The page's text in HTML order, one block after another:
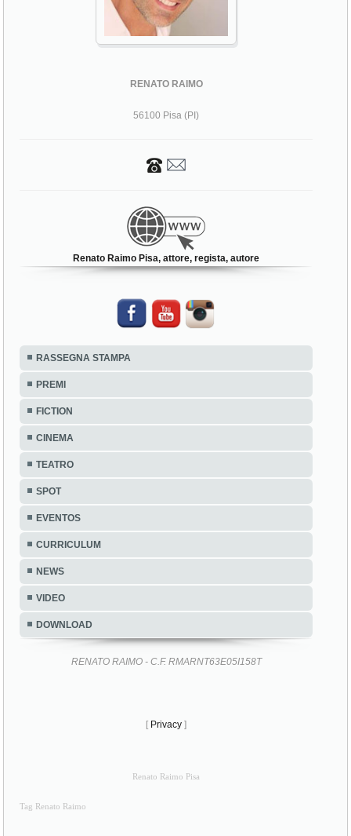
RENATO RAIMO
56100 Pisa (PI)
Renato Raimo Pisa, attore, regista, autore
RASSEGNA STAMPA
PREMI
FICTION
CINEMA
TEATRO
SPOT
EVENTOS
CURRICULUM
NEWS
VIDEO
DOWNLOAD
RENATO RAIMO - C.F. RMARNT63E05I158T
[ Privacy ]
Renato Raimo Pisa
Tag Renato Raimo